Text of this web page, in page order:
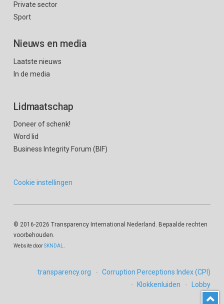
Private sector
Sport
Nieuws en media
Laatste nieuws
In de media
Lidmaatschap
Doneer of schenk!
Word lid
Business Integrity Forum (BIF)
Cookie instellingen
© 2016-2026 Transparency International Nederland. Bepaalde rechten
voorbehouden.
Website doorSKNDAL.
transparency.org
Corruption Perceptions Index (CPI)
Klokkenluiden
Lobby